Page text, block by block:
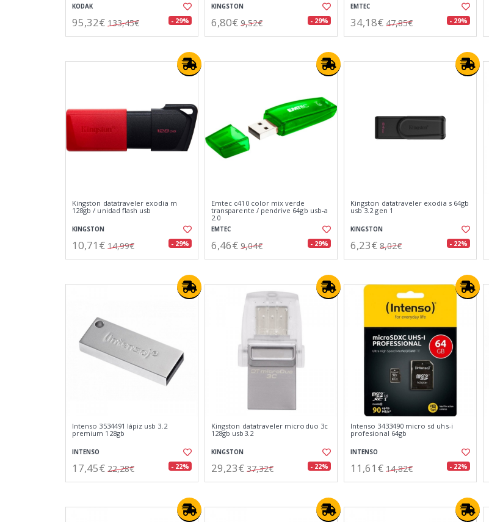
KODAK
95,32€ 133,45€ - 29%
KINGSTON
6,80€ 9,52€ - 29%
EMTEC
34,18€ 47,85€ - 29%
Kingston datatraveler exodia m
128gb / unidad flash usb
KINGSTON
10,71€ 14,99€ - 29%
Emtec c410 color mix verde
transparente / pendrive 64gb usb-a
2.0
EMTEC
6,46€ 9,04€ - 29%
Kingston datatraveler exodia s 64gb
usb 3.2 gen 1
KINGSTON
6,23€ 8,02€ - 22%
Intenso 3534491 lápiz usb 3.2
premium 128gb
INTENSO
17,45€ 22,28€ - 22%
Kingston datatraveler microduo 3c
128gb usb3.2
KINGSTON
29,23€ 37,32€ - 22%
Intenso 3433490 micro sd uhs-i
profesional 64gb
INTENSO
11,61€ 14,82€ - 22%